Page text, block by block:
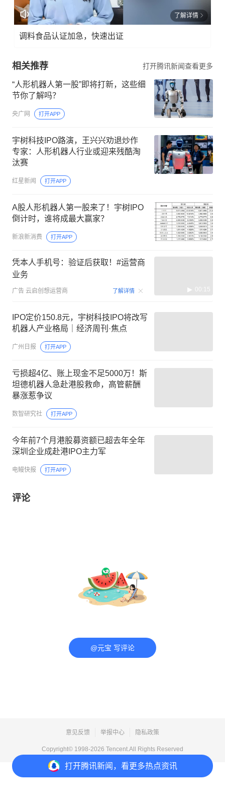
打开腾讯新闻，看更多热点资讯
了解详情
调料食品认证加急，快速出证
相关推荐 打开腾讯新闻查看更多
“人形机器人第一股”即将打新，这些细
节你了解吗？
央广网 打开APP
宇树科技IPO路演，王兴兴劝退炒作
专家：人形机器人行业或迎来残酷淘
汰赛
红星新闻 打开APP
A股人形机器人第一股来了！宇树IPO
倒计时，谁将成最大赢家？
新浪新消费 打开APP
凭本人手机号：验证后获取！#运营商
业务
广告 云启创想运营商 了解详情 00:15
IPO定价150.8元，宇树科技IPO将改写
机器人产业格局｜经济周刊·焦点
广州日报 打开APP
亏损超4亿、账上现金不足5000万！斯
坦德机器人急赴港股救命，高管薪酬
暴涨惹争议
数智研究社 打开APP
今年前7个月港股募资额已超去年全年
深圳企业成赴港IPO主力军
电鳗快报 打开APP
评论
@元宝 写评论
意见反馈 举报中心 隐私政策
Copyright© 1998-2026 Tencent.All Rights Reserved